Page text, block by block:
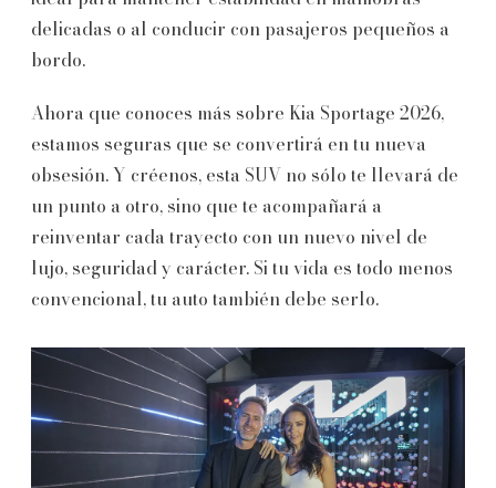
delicadas o al conducir con pasajeros pequeños a
bordo.
Ahora que conoces más sobre Kia Sportage 2026,
estamos seguras que se convertirá en tu nueva
obsesión. Y créenos, esta SUV no sólo te llevará de
un punto a otro, sino que te acompañará a
reinventar cada trayecto con un nuevo nivel de
lujo, seguridad y carácter. Si tu vida es todo menos
convencional, tu auto también debe serlo.